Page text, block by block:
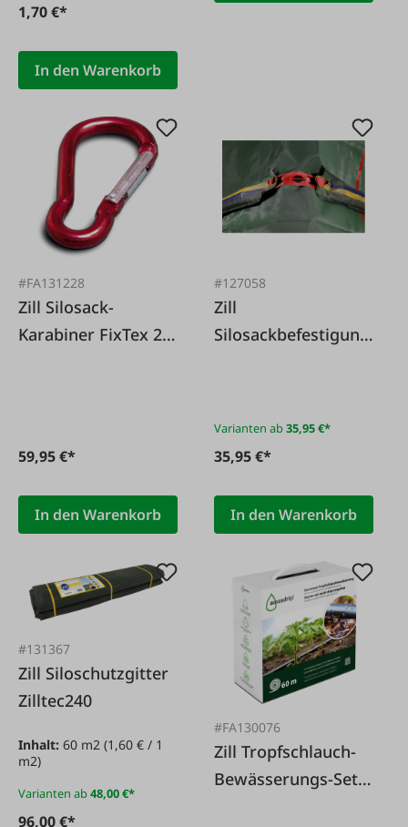
1,70 €*
In den Warenkorb
#FA131228
Zill Silosack-
Karabiner FixTex 25
59,95 €*
In den Warenkorb
#127058
Zill
Silosackbefestigung
Varianten ab35,95 €*
35,95 €*
In den Warenkorb
#131367
Zill Siloschutzgitter
Zilltec240
Inhalt: 60 m2 (1,60 € / 1
m2)
Varianten ab48,00 €*
96,00 €*
#FA130076
Zill Tropfschlauch-
Bewässerungs-Set